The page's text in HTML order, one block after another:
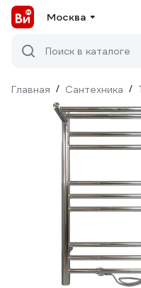
Москва
Поиск в каталоге
Главная / Сантехника /